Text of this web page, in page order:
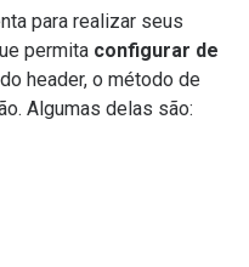
para realizar seus
permita configurar de
do header, o método de
Algumas delas são: